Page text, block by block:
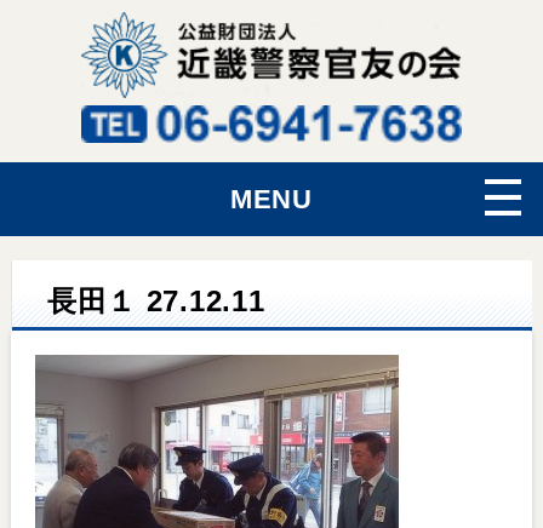
MENU
長田１ 27.12.11